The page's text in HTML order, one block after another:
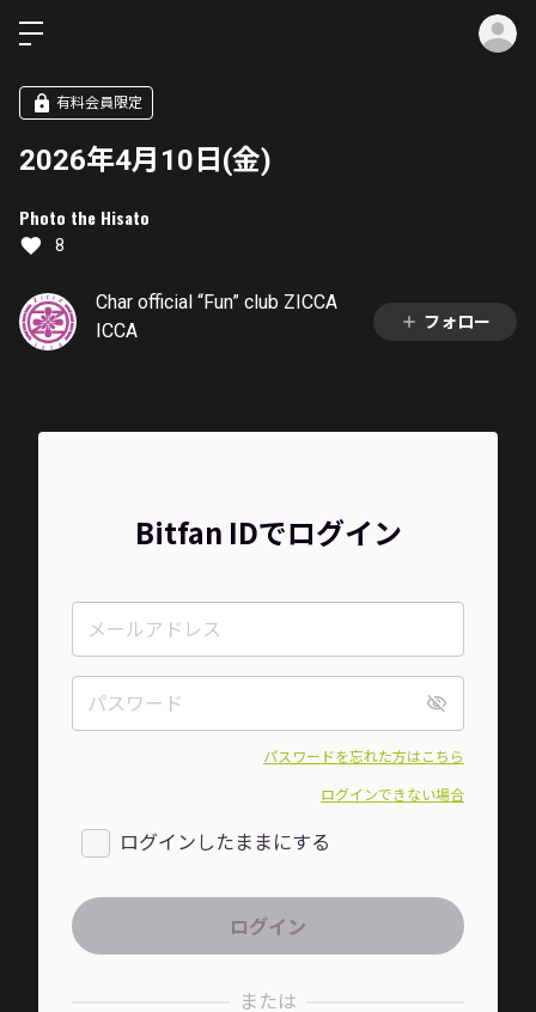
有料会員限定
2026年4月10日(金)
Photo the Hisato
8
Char official “Fun” club ZICCA
ICCA
フォロー
Bitfan IDでログイン
パスワードを忘れた方はこちら
ログインできない場合
ログインしたままにする
または